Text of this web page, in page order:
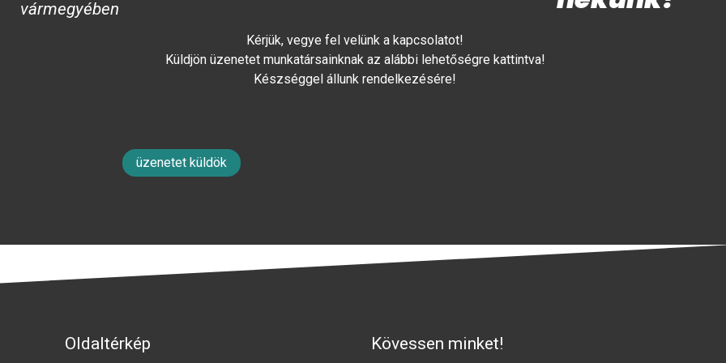
vármegyében
Kérjük, vegye fel velünk a kapcsolatot!
Küldjön üzenetet munkatársainknak az alábbi lehetőségre kattintva!
Készséggel állunk rendelkezésére!
üzenetet küldök
Oldaltérkép Kövessen minket!